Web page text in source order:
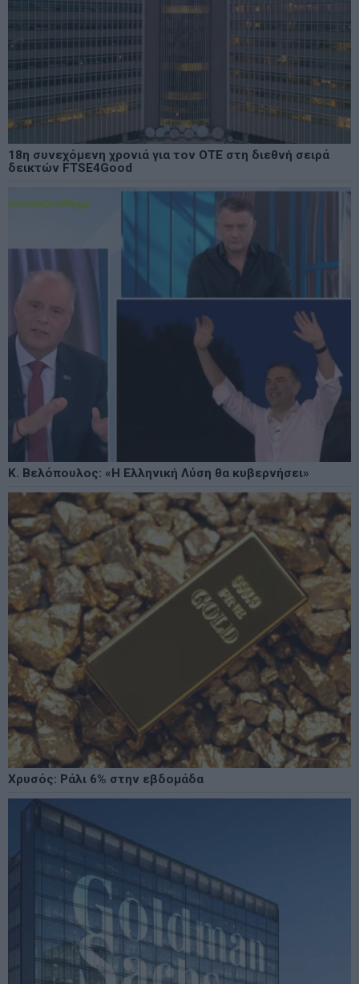
18η συνεχόμενη χρονιά για τον ΟΤΕ στη διεθνή σειρά
δεικτών FTSE4Good
Κ. Βελόπουλος: «Η Ελληνική Λύση θα κυβερνήσει»
Χρυσός: Ράλι 6% στην εβδομάδα